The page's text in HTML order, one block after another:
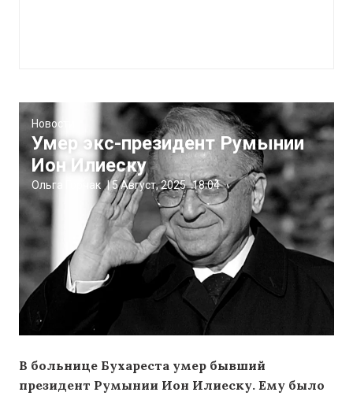
Новости
Умер экс-президент Румынии
Ион Илиеску
Ольга Горчак |5 Август, 2025 18:04
В больнице Бухареста умер бывший
президент Румынии Ион Илиеску. Ему было